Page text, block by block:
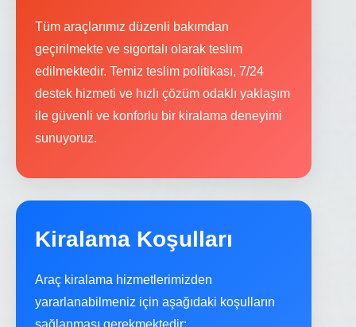
Tüm araçlarımız düzenli bakımdan
geçirilmekte ve sigortalı olarak teslim
edilmektedir. Temiz teslim politikası, 7/24
destek hizmeti ve hızlı çözüm odaklı yaklaşım
ile güvenli ve konforlu bir kiralama deneyimi
sunuyoruz.
Kiralama Koşulları
Araç kiralama hizmetlerimizden
yararlanabilmeniz için aşağıdaki koşulların